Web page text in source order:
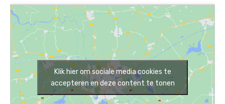
Klik hier om sociale media cookies te
accepteren en deze content te tonen